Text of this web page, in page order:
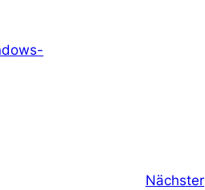
Nächster